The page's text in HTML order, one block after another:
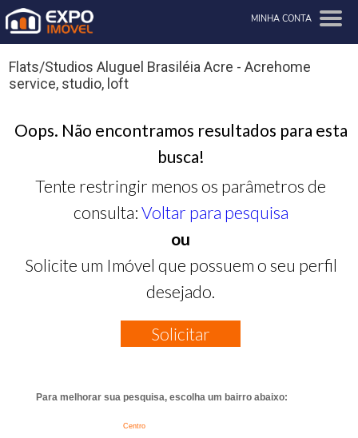
MINHA CONTA
Flats/Studios Aluguel Brasiléia Acre - Acrehome
service, studio, loft
Oops. Não encontramos resultados para esta
busca!
Tente restringir menos os parâmetros de
consulta: Voltar para pesquisa
ou
Solicite um Imóvel que possuem o seu perfil
desejado.
Solicitar
Para melhorar sua pesquisa, escolha um bairro abaixo:
Centro